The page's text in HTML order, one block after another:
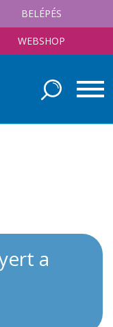
BELÉPÉS
WEBSHOP
a